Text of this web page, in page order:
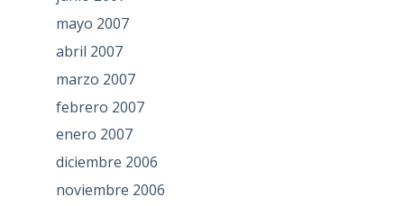
mayo 2007
abril 2007
marzo 2007
febrero 2007
enero 2007
diciembre 2006
noviembre 2006